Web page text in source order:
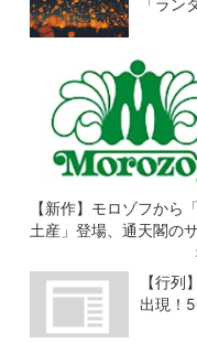
「ラ
【新作】モロゾフから
土産」登場、通天閣の
クスイーツ 6カ所で順
【行列
出現！